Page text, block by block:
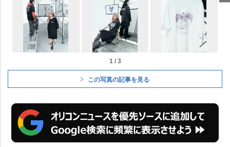
1 / 3
この写真の記事を見る